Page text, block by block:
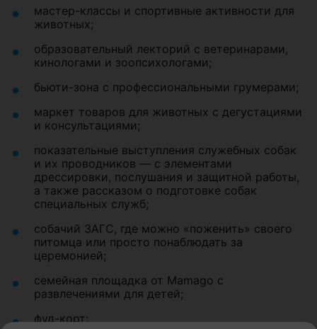
мастер-классы и спортивные активности для
животных;
образовательный лекторий с ветеринарами,
кинологами и зоопсихологами;
бьюти-зона с профессиональными грумерами;
маркет товаров для животных с дегустациями
и консультациями;
показательные выступления служебных собак
и их проводников — с элементами
дрессировки, послушания и защитной работы,
а также рассказом о подготовке собак
специальных служб;
собачий ЗАГС, где можно «поженить» своего
питомца или просто понаблюдать за
церемонией;
семейная площадка от Mamago с
развлечениями для детей;
фуд-корт;